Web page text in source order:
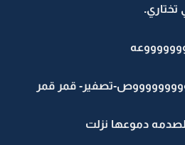
تختاري.
تصفير- قمر قمر
دموعها نزلت